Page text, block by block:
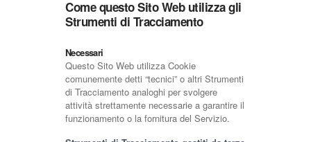
Come questo Sito Web utilizza gli
Strumenti di Tracciamento
Necessari
Questo Sito Web utilizza Cookie
comunemente detti “tecnici” o altri Strumenti
di Tracciamento analoghi per svolgere
attività strettamente necessarie a garantire il
funzionamento o la fornitura del Servizio.